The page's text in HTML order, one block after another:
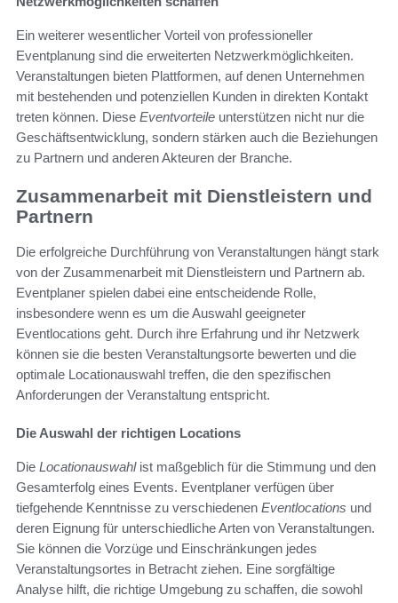
Ein weiterer wesentlicher Vorteil von professioneller
Eventplanung sind die erweiterten Netzwerkmöglichkeiten.
Veranstaltungen bieten Plattformen, auf denen Unternehmen
mit bestehenden und potenziellen Kunden in direkten Kontakt
treten können. Diese Eventvorteile unterstützen nicht nur die
Geschäftsentwicklung, sondern stärken auch die Beziehungen
zu Partnern und anderen Akteuren der Branche.
Zusammenarbeit mit Dienstleistern und
Partnern
Die erfolgreiche Durchführung von Veranstaltungen hängt stark
von der Zusammenarbeit mit Dienstleistern und Partnern ab.
Eventplaner spielen dabei eine entscheidende Rolle,
insbesondere wenn es um die Auswahl geeigneter
Eventlocations geht. Durch ihre Erfahrung und ihr Netzwerk
können sie die besten Veranstaltungsorte bewerten und die
optimale Locationauswahl treffen, die den spezifischen
Anforderungen der Veranstaltung entspricht.
Die Auswahl der richtigen Locations
Die Locationauswahlist maßgeblich für die Stimmung und den
Gesamterfolg eines Events. Eventplaner verfügen über
tiefgehende Kenntnisse zu verschiedenen Eventlocations und
deren Eignung für unterschiedliche Arten von Veranstaltungen.
Sie können die Vorzüge und Einschränkungen jedes
Veranstaltungsortes in Betracht ziehen. Eine sorgfältige
Analyse hilft, die richtige Umgebung zu schaffen, die sowohl